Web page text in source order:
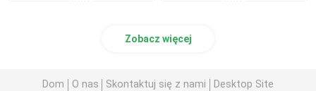
Zobacz więcej
Dom O nas Skontaktuj się z nami Desktop Site